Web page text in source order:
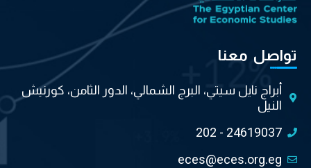
تواصل معنا
أبراج نايل سيتي، البرج الشمالي، الدور الثامن، كورنيش
النيل
202 - 24619037
eces@eces.org.eg